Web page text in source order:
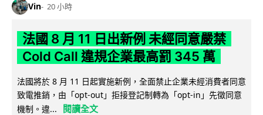
Vin 20 小時
法國 8 月 11 日出新例 未經同意嚴禁
Cold Call 違規企業最高罰 345 萬
法國將於 8 月 11 日起實施新例，全面禁止企業未經消費者同意
致電推銷，由「opt-out」拒接登記制轉為「opt-in」先徵同意
機制。違...
閱讀全文